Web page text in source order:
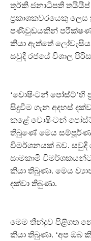
තුර්කි ජනාධිපති
ප‍්‍රකාශකවරයෙකු
පණිවුඩයකින් පරීක්ෂණය
කියා ඇත්තේ
සවුදි රජයේ විශාල
‘වොෂිංටන් පෝස්ට්’හි
සිදුවීම ගැන අදහස්
කළේ වොෂිංටන්
තිබුණේ මෙය
විමර්ශනයක් බව. සවුදි
සාමකාමී
කියා තිබුණා. මෙය
දක්වා තිබුණා.
මෙම තීන්දුව පිළිගත
කියා තිබුණා. ‘අප ඔබ